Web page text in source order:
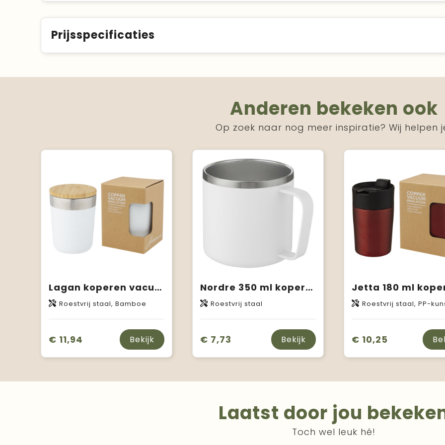
Prijsspecificaties
Anderen bekeken ook
Op zoek naar nog meer inspiratie? Wij helpen
Lagan koperen vacuüm geïsoleerde roestvrijstalen beker van 330 ml met bamboe deksel
Roestvrij staal, Bamboe
€ 11,94 Bekijk
Nordre 350 ml koperen vacuüm geïsoleerde beker
Roestvrij staal
€ 7,73 Bekijk
Roestvrij staal, PP-
€ 10,25
Laatst door jou
Toch wel leuk hé!